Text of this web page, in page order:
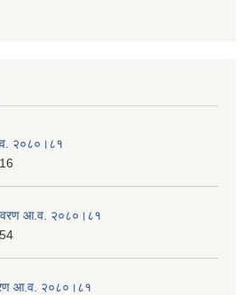
२०८०।८१
आ.व. २०८०।८१
आ.व. २०८०।८१